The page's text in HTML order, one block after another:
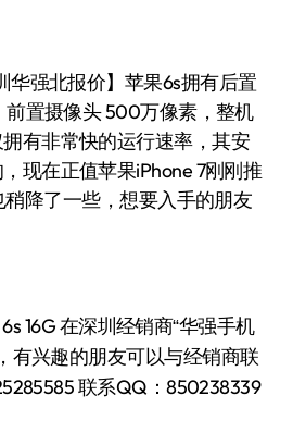
华强北报价】苹果6s拥有后置
置摄像头 500万像素，整机
有非常快的运行速率，其安
现在正值苹果iPhone 7刚刚推
稍降了一些，想要入手的朋友
16G 在深圳经销商“华强手机
有兴趣的朋友可以与经销商联
联系QQ：850238339